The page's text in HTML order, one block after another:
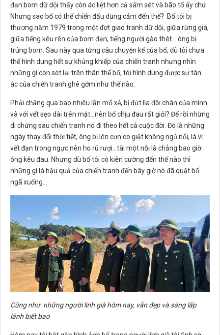
đạn bom dữ dội thấy còn ác liệt hơn cả sấm sét và bão tố ấy chứ.
Nhưng sao bố có thể chiến đấu dũng cảm đến thế? Bố tôi bị
thương năm 1979 trong một đợt giao tranh dữ dội, giữa rừng già,
giữa tiếng kêu rên của bom đạn, tiếng người gào thét... ông bị
trúng bom. Sau này qua từng câu chuyện kể của bố, dù tôi chưa
thể hình dung hết sự khủng khiếp của chiến tranh nhưng nhìn
những gì còn sót lại trên thân thể bố, tôi hình dung được sự tàn
ác của chiến tranh ghê gớm như thế nào.
Phải chăng qua bao nhiêu lần mổ xẻ, bị đứt lìa đôi chân của mình
và với vết sẹo dài trên mặt...nên bố chịu đau rất giỏi? Để rồi những
di chứng sau chiến tranh nó đi theo hết cả cuộc đời. Đó là những
ngày thay đổi thời tiết, ông bị lên cơn co giật không ngủ nổi, là vì
vết đạn trong ngực nên ho rũ rượi...tài một nỗi là chẳng bao giờ
ông kêu đau. Nhưng dù bố tôi có kiên cường đến thế nào thì
những gì là hậu quả của chiến tranh đến bây giờ nó đã quật bố
ngã xuống...
Cũng như những người lính già hôm nay, vẫn đẹp và sáng lấp
lánh biết bao